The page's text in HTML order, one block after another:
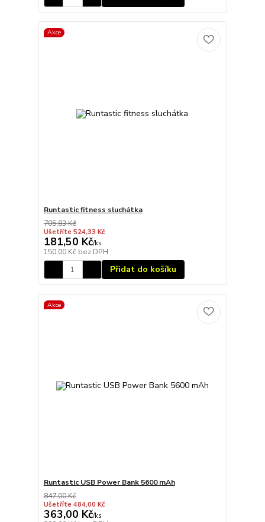
Akce
Runtastic fitness sluchátka
705,83 Kč
Ušetříte 524,33 Kč
181,50 Kč/ks
150,00 Kč bez DPH
Přidat do košíku
Akce
Runtastic USB Power Bank 5600 mAh
847,00 Kč
Ušetříte 484,00 Kč
363,00 Kč/ks